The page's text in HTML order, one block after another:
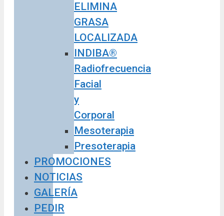
ELIMINA
GRASA
LOCALIZADA
INDIBA®
Radiofrecuencia
Facial
y
Corporal
Mesoterapia
Presoterapia
PROMOCIONES
NOTICIAS
GALERÍA
PEDIR